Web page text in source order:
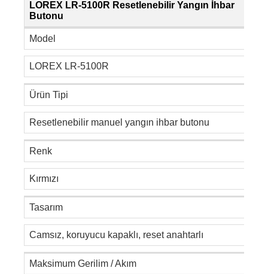
LOREX LR-5100R Resetlenebilir Yangın İhbar
Butonu
Model
LOREX LR-5100R
Ürün Tipi
Resetlenebilir manuel yangın ihbar butonu
Renk
Kırmızı
Tasarım
Camsız, koruyucu kapaklı, reset anahtarlı
Maksimum Gerilim / Akım